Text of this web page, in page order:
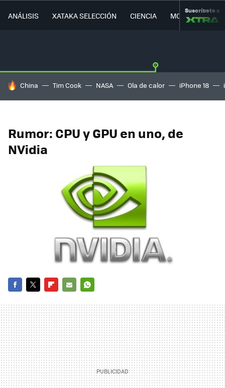
ANÁLISIS XATAKA SELECCIÓN CIENCIA MOVILIDAD
Suscríbete a
HOY SE HABLA DE
China Tim Cook NASA Ola de calor iPhone 18
Rumor: CPU y GPU en uno, de
NVidia
MAIL